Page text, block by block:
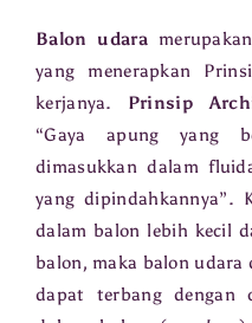
Balon udara
yang menerapkan
kerjanya. Prinsip
“Gaya apung yang
dimasukkan dalam
yang dipindahkannya”.
dalam balon lebih kecil
balon, maka balon udara
dapat terbang dengan